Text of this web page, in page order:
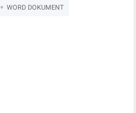
WORD DOKUMENT